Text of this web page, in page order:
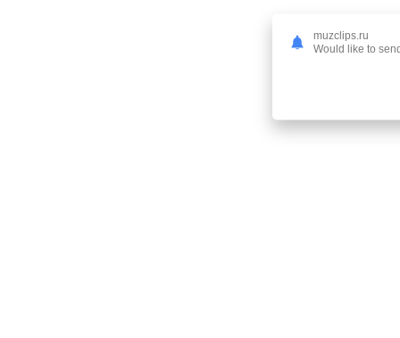
muzclips.ru
Would like to